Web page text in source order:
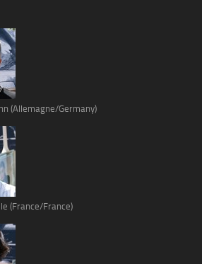
(Allemagne/Germany)
(France/France)